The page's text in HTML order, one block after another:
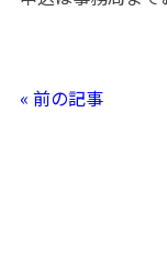
« 前の記事